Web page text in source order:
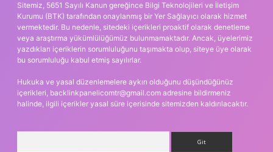
Sitemiz, 5651 Sayılı Kanun gereğince Bilgi Teknolojileri ve İletişim
Kurumu (BTK) tarafından onaylanmış bir Yer Sağlayıcı olarak hizmet
vermektedir. Bu nedenle, sitedeki içerikleri proaktif olarak denetleme
veya araştırma yükümlülüğümüz bulunmamaktadır. Ancak, üyelerimiz
yazdıkları içeriklerin sorumluluğunu taşımakta olup, siteye üye olarak
bu sorumluluğu kabul etmiş sayılırlar.
Hukuka ve yasal düzenlemelere aykırı olduğunu düşündüğünüz
içerikleri, backlinkpanelicomtr@gmail.com adresine bildirmeniz
halinde, ilgili içerikler yasal süre içerisinde sitemizden kaldırılacaktır.